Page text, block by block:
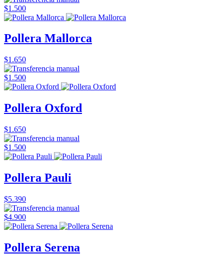
$1.500
Pollera Mallorca
$1.650
$1.500
Pollera Oxford
$1.650
$1.500
Pollera Pauli
$5.390
$4.900
Pollera Serena